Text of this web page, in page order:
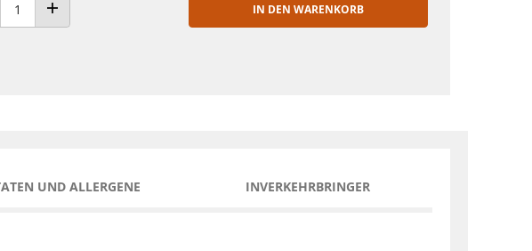
VERRINGERNANZAHL ERHÖHEN
IN DEN WARENKORB
UND ALLERGENE INVERKEHRBRINGER